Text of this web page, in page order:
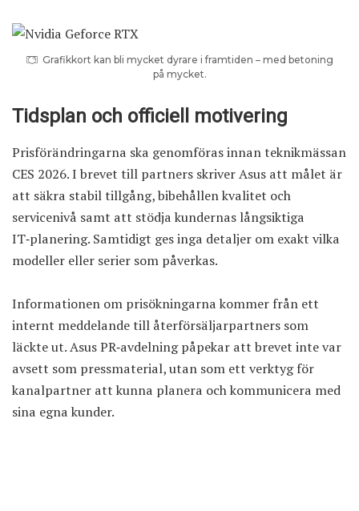
Grafikkort kan bli mycket dyrare i framtiden – med betoning
på mycket.
Tidsplan och officiell motivering
Prisförändringarna ska genomföras innan teknikmässan
CES 2026. I brevet till partners skriver Asus att målet är
att säkra stabil tillgång, bibehållen kvalitet och
servicenivå samt att stödja kundernas långsiktiga
IT‑planering. Samtidigt ges inga detaljer om exakt vilka
modeller eller serier som påverkas.
Informationen om prisökningarna kommer från ett
internt meddelande till återförsäljarpartners som
läckte ut. Asus PR‑avdelning påpekar att brevet inte var
avsett som pressmaterial, utan som ett verktyg för
kanalpartner att kunna planera och kommunicera med
sina egna kunder.